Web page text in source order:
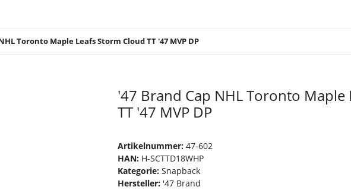
Toronto Maple Leafs Storm Cloud TT '47 MVP DP
'47 Brand Cap NHL Toronto Maple
TT '47 MVP DP
Artikelnummer: 47-602
HAN: H-SCTTD18WHP
Kategorie: Snapback
Hersteller: '47 Brand